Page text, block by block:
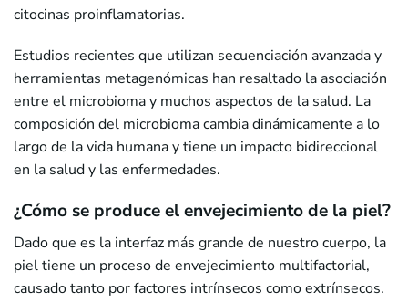
citocinas proinflamatorias.
Estudios recientes que utilizan secuenciación avanzada y
herramientas metagenómicas han resaltado la asociación
entre el microbioma y muchos aspectos de la salud. La
composición del microbioma cambia dinámicamente a lo
largo de la vida humana y tiene un impacto bidireccional
en la salud y las enfermedades.
¿Cómo se produce el envejecimiento de la piel?
Dado que es la interfaz más grande de nuestro cuerpo, la
piel tiene un proceso de envejecimiento multifactorial,
causado tanto por factores intrínsecos como extrínsecos.